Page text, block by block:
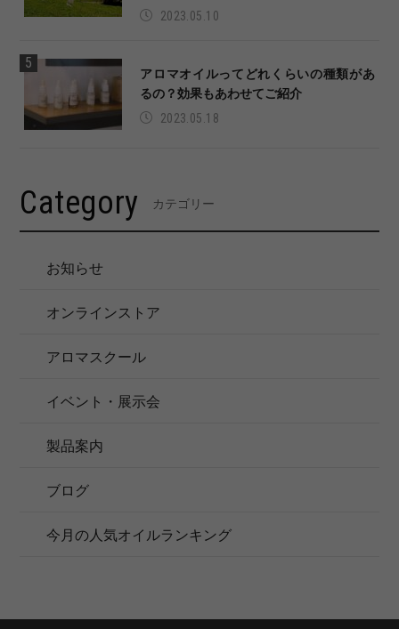
2023.05.10
アロマオイルってどれくらいの種類があ
るの？効果もあわせてご紹介
2023.05.18
Category カテゴリー
お知らせ
オンラインストア
アロマスクール
イベント・展示会
製品案内
ブログ
今月の人気オイルランキング